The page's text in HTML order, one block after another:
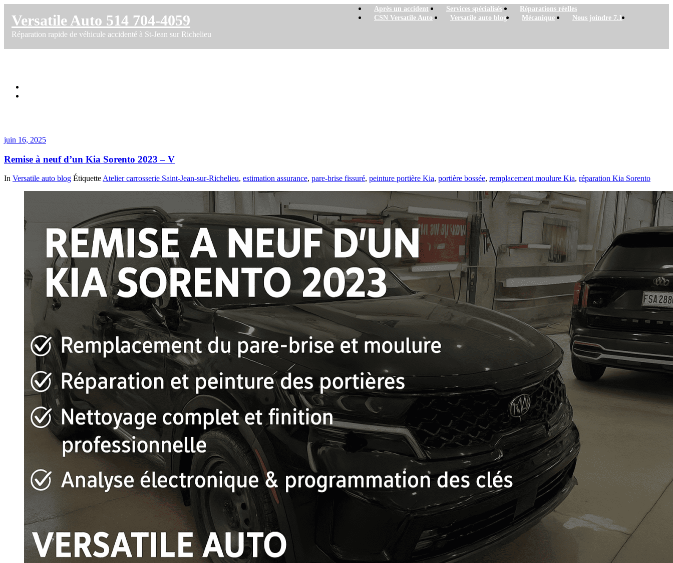
Versatile Auto 514 704-4059
Réparation rapide de véhicule accidenté à St-Jean sur Richelieu
Après un accident Services spécialisés
Réparations réelles
CSN Versatile Auto
Versatile auto blog Mécanique Nous joindre 7.1
juin 16, 2025
Remise à neuf d’un Kia Sorento 2023 – V
In Versatile auto blog Étiquette Atelier carrosserie Saint-Jean-sur-Richelieu, estimation assurance, pare-brise fissuré, peinture portière Kia, portière bossée, remplacement moulure Kia, réparation Kia Sorento